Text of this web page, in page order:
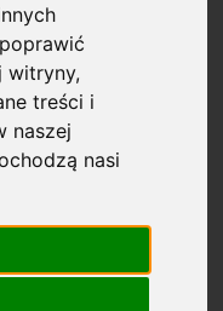
witryny,
treści i
naszej
nasi
sprawach
i
i
adwokata: